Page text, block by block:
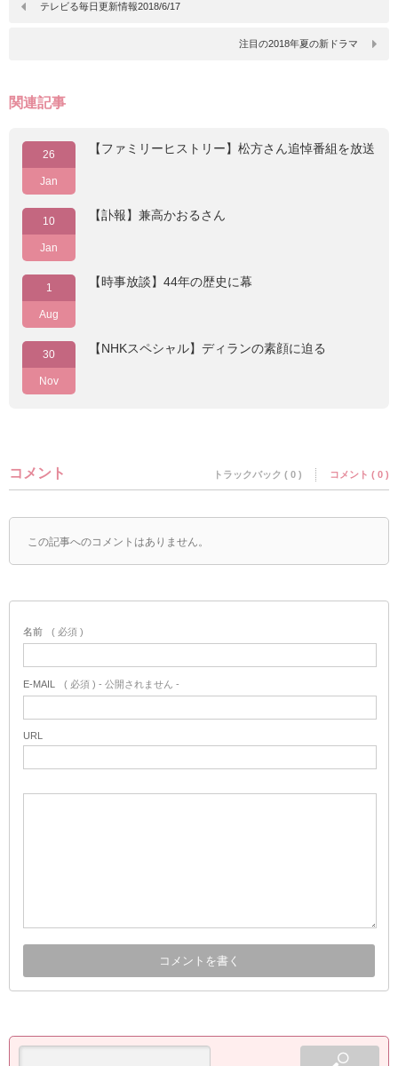
テレビる毎日更新情報2018/6/17
注目の2018年夏の新ドラマ
関連記事
26
Jan
【ファミリーヒストリー】松方さん追悼番組を放送
10
Jan
【訃報】兼高かおるさん
1
Aug
【時事放談】44年の歴史に幕
30
Nov
【NHKスペシャル】ディランの素顔に迫る
コメント トラックバック ( 0 ) コメント ( 0 )
この記事へのコメントはありません。
名前 ( 必須 )
E-MAIL ( 必須 ) - 公開されません -
URL